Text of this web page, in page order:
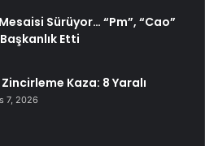
Sürüyor… “Pm”, “Cao”
Etti
Zincirleme Kaza: 8 Yaralı
7, 2026